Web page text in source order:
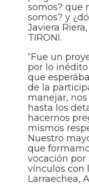
somos? que
somos? y
Javiera
TIRONI.
“Fue un
por lo
que
de la
manejar,
hasta los
hacernos
mismos
Nuestro
que
vocación
vínculos con
Larraechea,